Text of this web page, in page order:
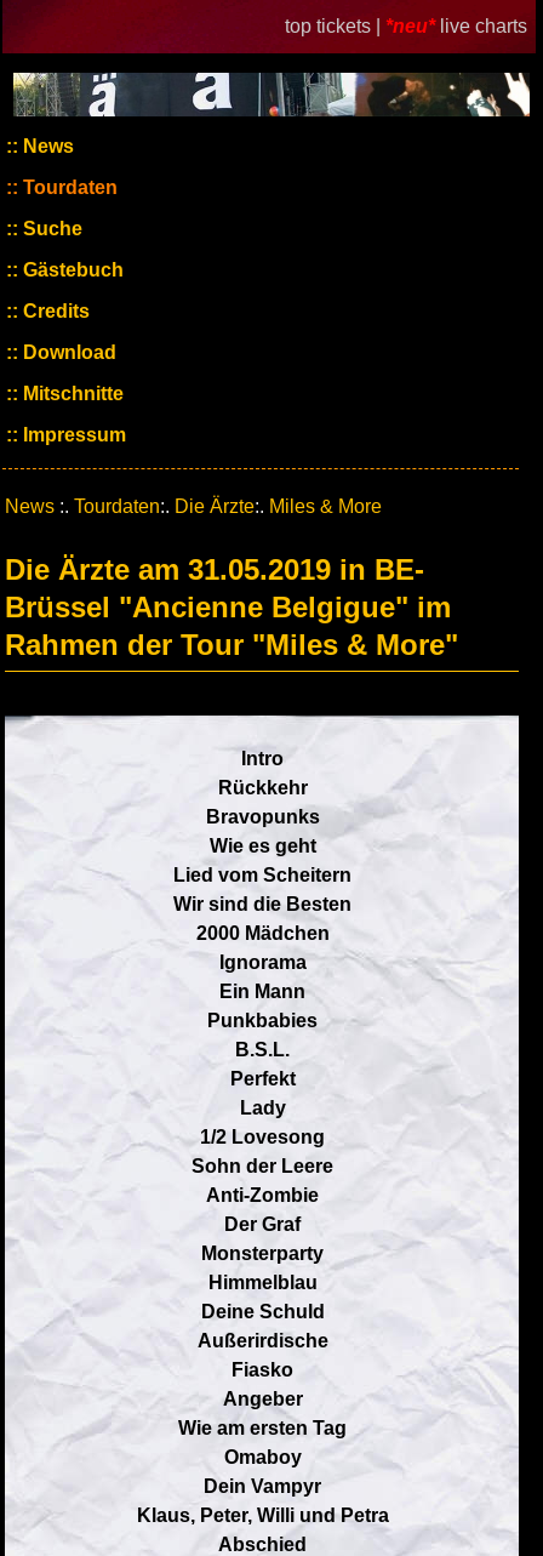
top tickets | *neu* live charts
News
Tourdaten
Suche
Gästebuch
Credits
Download
Mitschnitte
Impressum
News :. Tourdaten:. Die Ärzte:. Miles & More
Die Ärzte am 31.05.2019 in BE-
Brüssel "Ancienne Belgigue" im
Rahmen der Tour "Miles & More"
Intro
Rückkehr
Bravopunks
Wie es geht
Lied vom Scheitern
Wir sind die Besten
2000 Mädchen
Ignorama
Ein Mann
Punkbabies
B.S.L.
Perfekt
Lady
1/2 Lovesong
Sohn der Leere
Anti-Zombie
Der Graf
Monsterparty
Himmelblau
Deine Schuld
Außerirdische
Fiasko
Angeber
Wie am ersten Tag
Omaboy
Dein Vampyr
Klaus, Peter, Willi und Petra
Abschied